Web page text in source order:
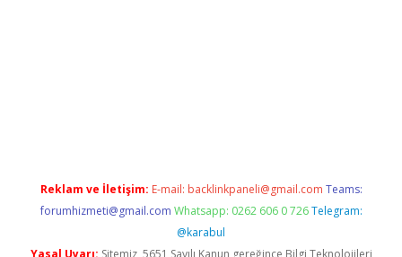
Reklam ve İletişim: E-mail: backlinkpaneli@gmail.com Teams:
forumhizmeti@gmail.com Whatsapp: 0262 606 0 726 Telegram:
@karabul
Yasal Uyarı: Sitemiz, 5651 Sayılı Kanun gereğince Bilgi Teknolojileri